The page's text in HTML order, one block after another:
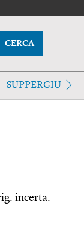
CERCA
SUPPERGIU
incerta.